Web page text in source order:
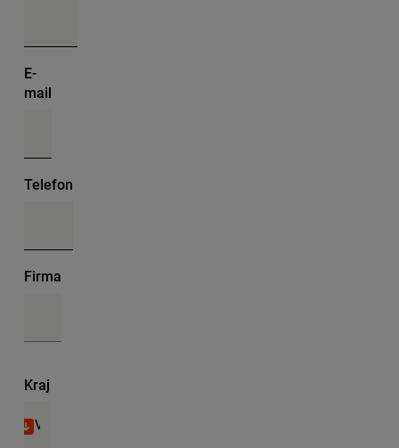
E-
mail
Telefon
Firma
Kraj